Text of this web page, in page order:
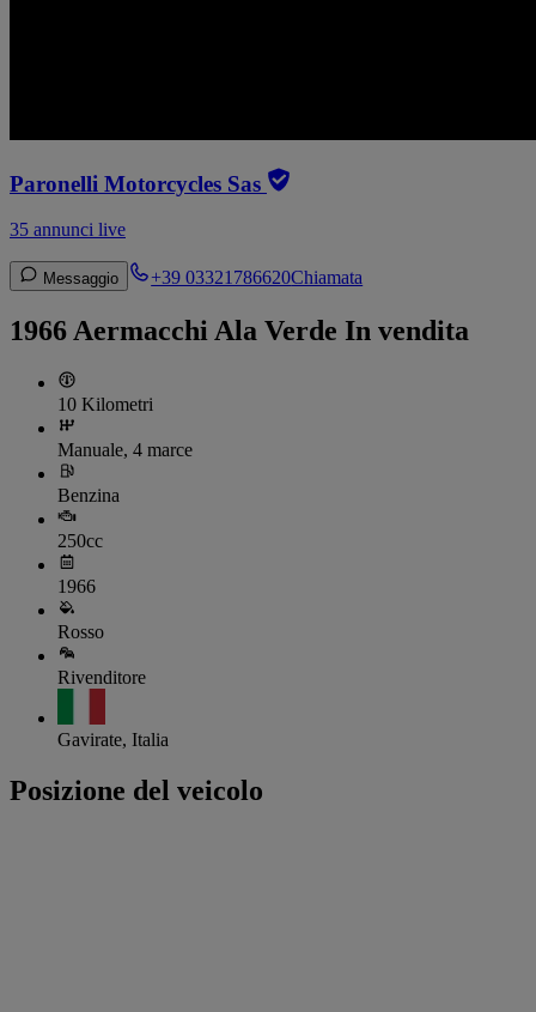
Paronelli Motorcycles Sas
35 annunci live
Messaggio +39 03321786620Chiamata
1966 Aermacchi Ala Verde In vendita
10 Kilometri
Manuale, 4 marce
Benzina
250cc
1966
Rosso
Rivenditore
Gavirate, Italia
Posizione del veicolo